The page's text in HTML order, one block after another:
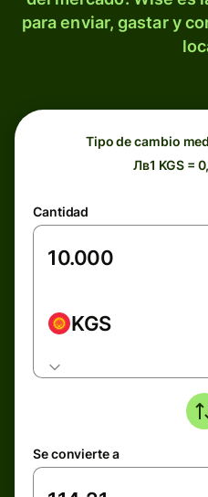
para enviar, gastar y
Tipo de cambio
Лв1 KGS =
Cantidad
KGS
Se convierte a